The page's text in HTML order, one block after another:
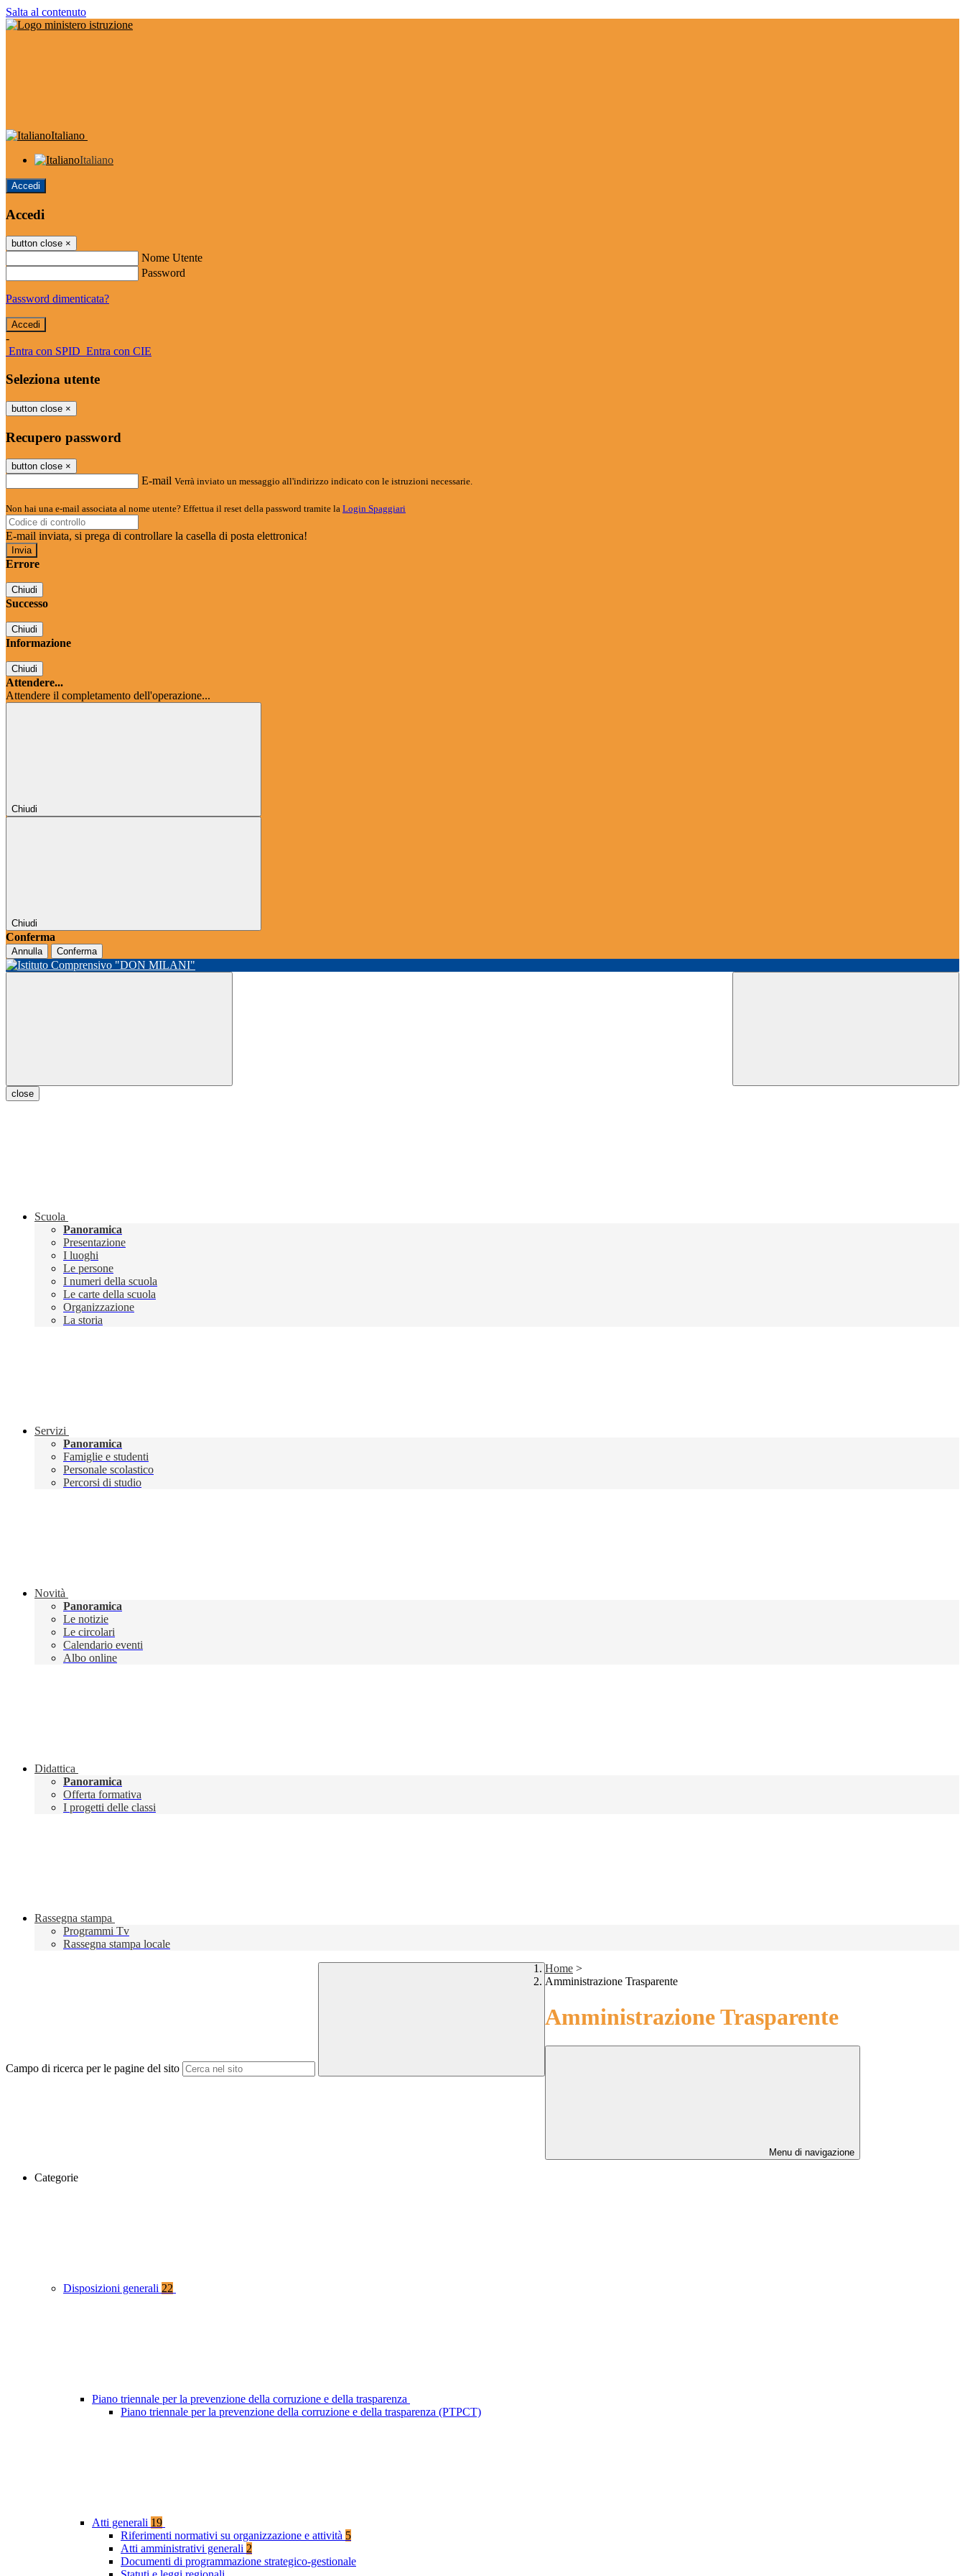
Salta al contenuto
Italiano
Italiano
Accedi
Accedi
button close ×
Nome Utente
Password
Password dimenticata?
-
Entra con SPID Entra con CIE
Seleziona utente
button close ×
Recupero password
button close ×
E-mail Verrà inviato un messaggio all'indirizzo indicato con le istruzioni necessarie.
Non hai una e-mail associata al nome utente? Effettua il reset della password tramite la Login Spaggiari
E-mail inviata, si prega di controllare la casella di posta elettronica!
Errore
Chiudi
Successo
Chiudi
Informazione
Chiudi
Attendere...
Attendere il completamento dell'operazione...
Chiudi
Chiudi
Conferma
Annulla Conferma
close
Scuola
Panoramica
Presentazione
I luoghi
Le persone
I numeri della scuola
Le carte della scuola
Organizzazione
La storia
Servizi
Panoramica
Famiglie e studenti
Personale scolastico
Percorsi di studio
Novità
Panoramica
Le notizie
Le circolari
Calendario eventi
Albo online
Didattica
Panoramica
Offerta formativa
I progetti delle classi
Rassegna stampa
Programmi Tv
Rassegna stampa locale
Campo di ricerca per le pagine del sito
Home >
Amministrazione Trasparente
Amministrazione Trasparente
Menu di navigazione
Categorie
Disposizioni generali 22
Piano triennale per la prevenzione della corruzione e della trasparenza
Piano triennale per la prevenzione della corruzione e della trasparenza (PTPCT)
Atti generali 19
Riferimenti normativi su organizzazione e attività 5
Atti amministrativi generali 2
Documenti di programmazione strategico-gestionale